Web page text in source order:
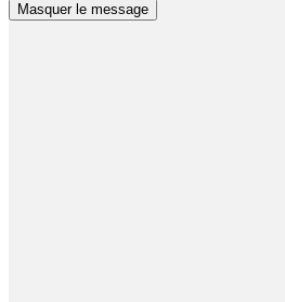
Masquer le message